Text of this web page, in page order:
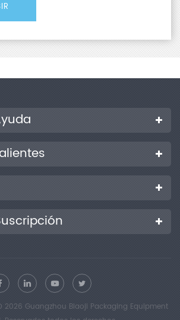
2026 Guangzhou Biaoji Packaging Equipment